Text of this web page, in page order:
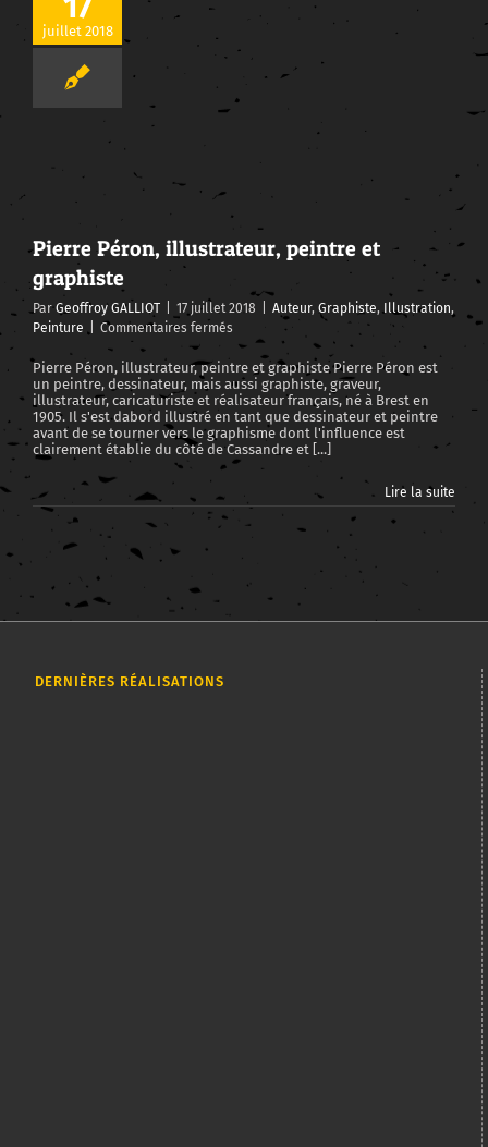
juillet 2018
Pierre Péron, illustrateur, peintre et
graphiste
Par Geoffroy GALLIOT 17 juillet 2018 Auteur, Graphiste,Illustration,
Peinture
Commentaires fermés
Pierre
Péron,
illustrateur,
peintre
et
graphiste
Pierre Péron, illustrateur, peintre et graphiste Pierre Péron est
un peintre, dessinateur, mais aussi graphiste, graveur,
illustrateur, caricaturiste et réalisateur français, né à Brest en
1905. Il s'est dabord illustré en tant que dessinateur et peintre
avant de se tourner vers le graphisme dont l'influence est
clairement établie du côté de Cassandre et [...]
Lire la suite
DERNIÈRES RÉALISATIONS